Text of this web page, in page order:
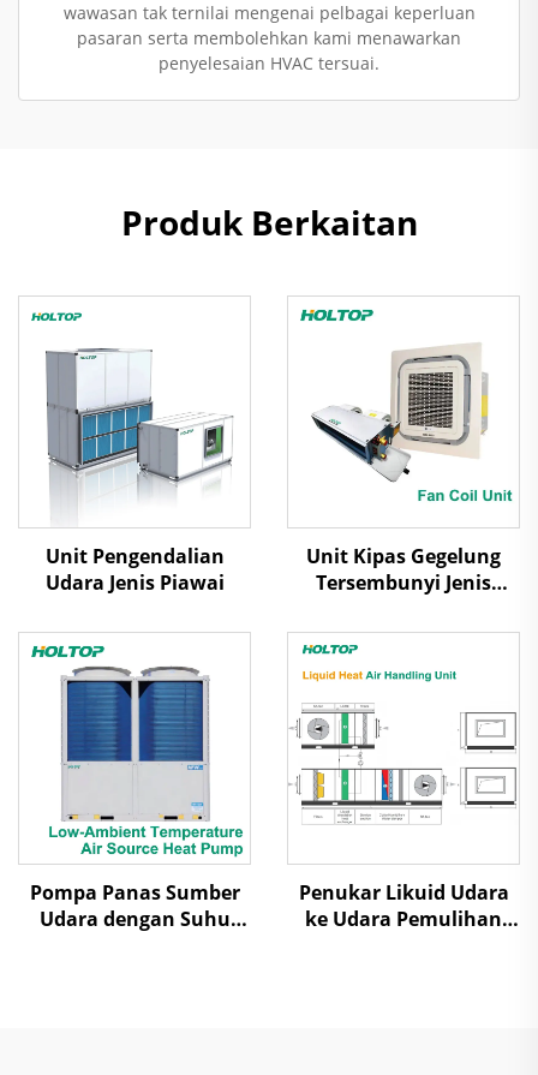
wawasan tak ternilai mengenai pelbagai keperluan
pasaran serta membolehkan kami menawarkan
penyelesaian HVAC tersuai.
Produk Berkaitan
Unit Pengendalian
Udara Jenis Piawai
Unit Kipas Gegelung
Tersembunyi Jenis
Pompa Panas Sumber
Udara dengan Suhu
Penukar Likuid Udara
ke Udara Pemulihan